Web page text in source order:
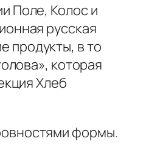
Поле, Колос и
русская
продукты, в то
которая
Хлеб
формы.